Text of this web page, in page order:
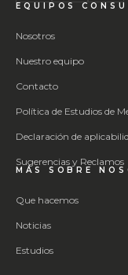
EQUIPOS
Nosotros
Nuestro equipo
Contacto
Política de Estudios de
Declaración de
Sugerencias y Reclamos
MÁS SOBRE
Que hacemos
Noticias
Estudios